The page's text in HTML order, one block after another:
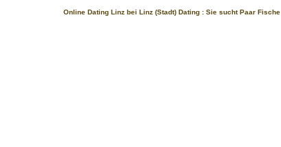
Online Dating Linz bei Linz (Stadt) Dating : Sie sucht Paar Fische